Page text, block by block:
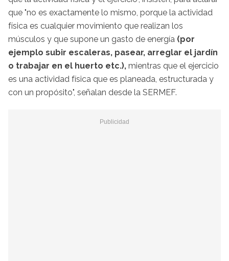
que "no es exactamente lo mismo, porque la actividad
física es cualquier movimiento que realizan los
músculos y que supone un gasto de energía (por
ejemplo subir escaleras, pasear, arreglar el jardín
o trabajar en el huerto etc.), mientras que el ejercicio
es una actividad física que es planeada, estructurada y
con un propósito", señalan desde la SERMEF.